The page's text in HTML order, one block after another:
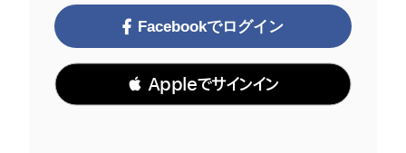
Facebookでログイン
 Appleでサインイン